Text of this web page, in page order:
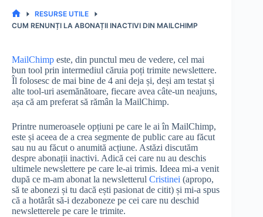
PRIMA
RESURSE UTILE
CUM RENUNȚI LA ABONAȚII INACTIVI DIN MAILCHIMP
MailChimp este, din punctul meu de vedere, cel mai
bun tool prin intermediul căruia poți trimite newslettere.
Îl folosesc de mai bine de 4 ani deja și, deși am testat și
alte tool-uri asemănătoare, fiecare avea câte-un neajuns,
așa că am preferat să rămân la MailChimp.
Printre numeroasele opțiuni pe care le ai în MailChimp,
este și aceea de a crea segmente de public care au făcut
sau nu au făcut o anumită acțiune. Astăzi discutăm
despre abonații inactivi. Adică cei care nu au deschis
ultimele newslettere pe care le-ai trimis. Ideea mi-a venit
după ce m-am abonat la newsletterul Cristinei (apropo,
să te abonezi și tu dacă ești pasionat de citit) și mi-a spus
că a hotărât să-i dezaboneze pe cei care nu deschid
newsletterele pe care le trimite.